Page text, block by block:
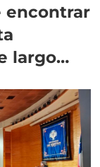
encontrar
largo